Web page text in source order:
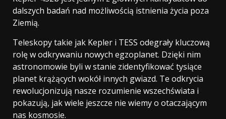
dalszych badań nad możliwością istnienia życia poza
Ziemią.
Teleskopy takie jak Kepler i TESS odegrały kluczową
rolę w odkrywaniu nowych egzoplanet. Dzięki nim
astronomowie byli w stanie zidentyfikować tysiące
planet krążących wokół innych gwiazd. Te odkrycia
rewolucjonizują nasze rozumienie wszechświata i
pokazują, jak wiele jeszcze nie wiemy o otaczającym
nas kosmosie.